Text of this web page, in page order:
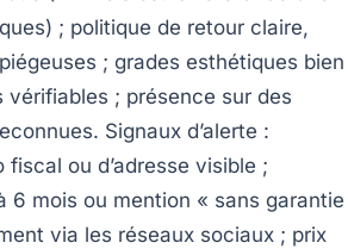
; politique de retour claire,
; grades esthétiques bien
; présence sur des
Signaux d’alerte :
ou d’adresse visible ;
6 mois ou mention « sans garantie
via les réseaux sociaux ; prix